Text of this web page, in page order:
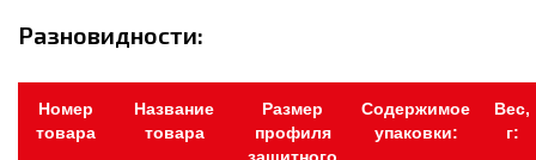
Разновидности:
Номер
товара
Название
товара
Размер
профиля
Содержимое
упаковки:
Вес,
г: